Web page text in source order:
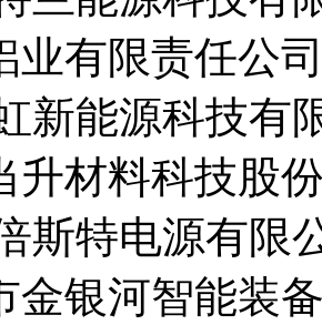
斯特电源有限
金银河智能装
电池股份有限
珠塑料股份有
电源有限责任
安汽车股份有